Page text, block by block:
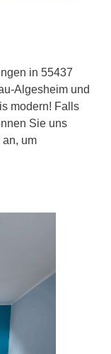
in 55437
Algesheim und
modern! Falls
Sie uns
um